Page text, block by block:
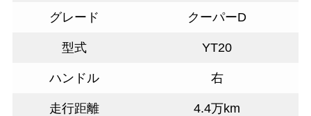
グレード クーパーD
型式 YT20
ハンドル 右
走行距離 4.4万km